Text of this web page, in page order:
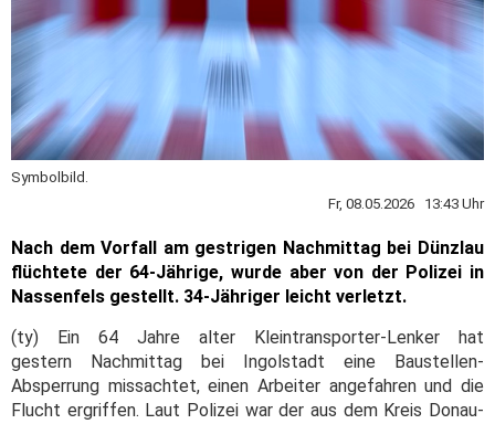
Symbolbild.
Fr, 08.05.2026 13:43 Uhr
Nach dem Vorfall am gestrigen Nachmittag bei Dünzlau
flüchtete der 64-Jährige, wurde aber von der Polizei in
Nassenfels gestellt. 34-Jähriger leicht verletzt.
(ty) Ein 64 Jahre alter Kleintransporter-Lenker hat
gestern Nachmittag bei Ingolstadt eine Baustellen-
Absperrung missachtet, einen Arbeiter angefahren und die
Flucht ergriffen. Laut Polizei war der aus dem Kreis Donau-